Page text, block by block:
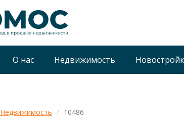
О нас Недвижимость
Недвижимость 10486